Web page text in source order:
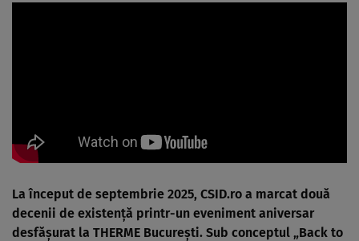
La început de septembrie 2025, CSID.ro a marcat două
decenii de existență printr-un eveniment aniversar
desfășurat la THERME București. Sub conceptul „Back to